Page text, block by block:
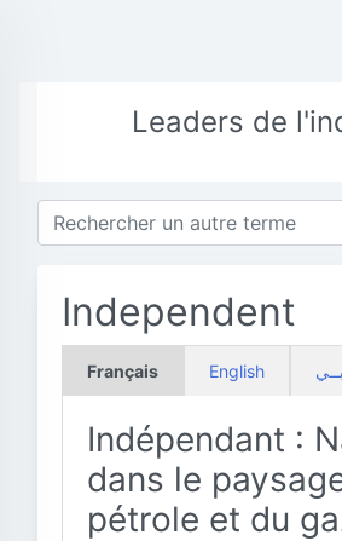
Leaders de
Independent
Français English
Indépendant :
dans le
pétrole et du